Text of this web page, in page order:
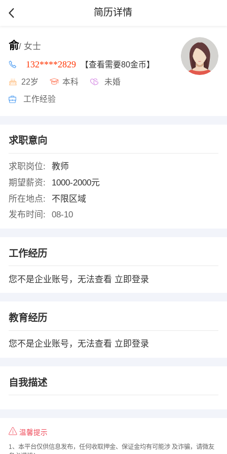
简历详情
俞/ 女士
132****2829 【查看需要80金币】
22岁 本科 未婚
工作经验
求职意向
求职岗位:
教师
期望薪资:
1000-2000元
所在地点:
不限区域
发布时间:
08-10
工作经历
您不是企业账号，无法查看 立即登录
教育经历
您不是企业账号，无法查看 立即登录
自我描述
温馨提示
1、本平台仅供信息发布，任何收取押金、保证金均有可能涉 及诈骗，请微友